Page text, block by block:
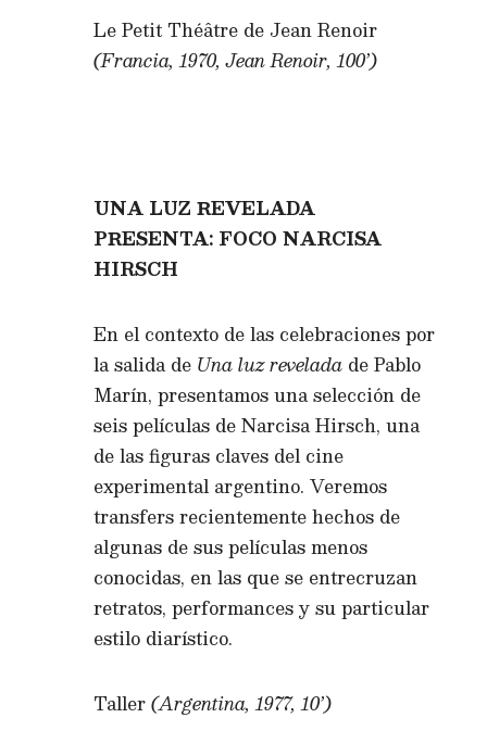
Le Petit Théâtre de Jean Renoir
(Francia, 1970, Jean Renoir, 100’)
UNA LUZ REVELADA
PRESENTA: FOCO NARCISA
HIRSCH
En el contexto de las celebraciones por
la salida de Una luz revelada de Pablo
Marín, presentamos una selección de
seis películas de Narcisa Hirsch, una
de las figuras claves del cine
experimental argentino. Veremos
transfers recientemente hechos de
algunas de sus películas menos
conocidas, en las que se entrecruzan
retratos, performances y su particular
estilo diarístico.
Taller(Argentina, 1977, 10’)